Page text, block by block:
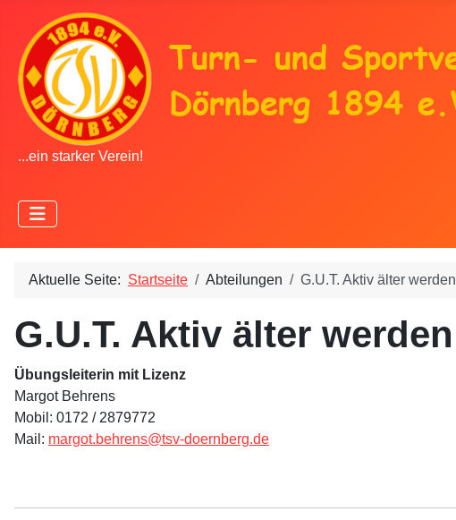
...ein starker Verein!
Aktuelle Seite: Startseite Abteilungen G.U.T. Aktiv älter werden
G.U.T. Aktiv älter werden
Übungsleiterin mit Lizenz
Margot Behrens
Mobil: 0172 / 2879772
Mail: margot.behrens@tsv-doernberg.de